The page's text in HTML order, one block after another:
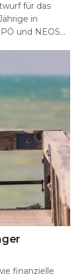
für das
in
und NEOS...
finanzielle